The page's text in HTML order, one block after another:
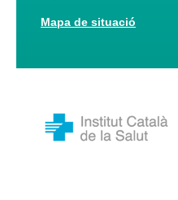
Mapa de situació